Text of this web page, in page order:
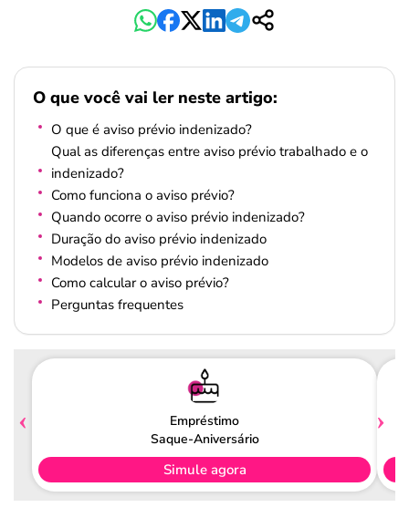
O que você vai ler neste artigo:
O que é aviso prévio indenizado?
Qual as diferenças entre aviso prévio trabalhado e o
indenizado?
Como funciona o aviso prévio?
Quando ocorre o aviso prévio indenizado?
Duração do aviso prévio indenizado
Modelos de aviso prévio indenizado
Como calcular o aviso prévio?
Perguntas frequentes
Empréstimo
Saque-Aniversário
Simule agora